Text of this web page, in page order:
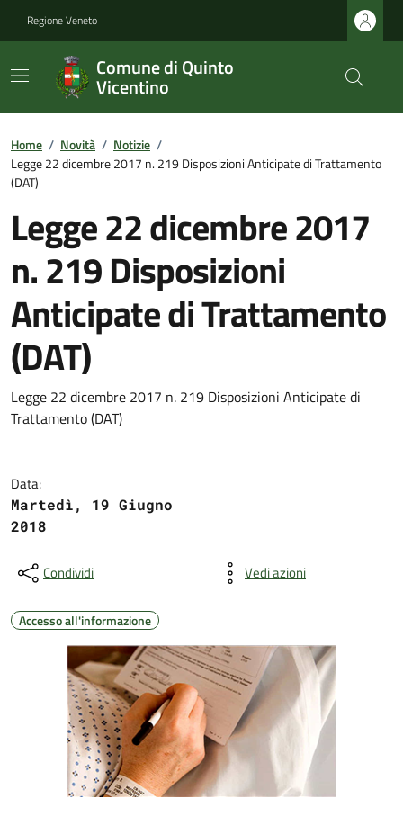
Regione Veneto
Comune di Quinto
Vicentino
Home / Novità / Notizie /
Legge 22 dicembre 2017 n. 219 Disposizioni Anticipate di Trattamento
(DAT)
Legge 22 dicembre 2017
n. 219 Disposizioni
Anticipate di Trattamento
(DAT)
Legge 22 dicembre 2017 n. 219 Disposizioni Anticipate di
Trattamento (DAT)
Data:
Martedì, 19 Giugno
2018
Condividi Vedi azioni
Accesso all'informazione